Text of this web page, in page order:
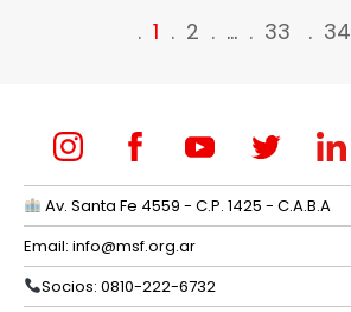
1 2 … 33 34
Av. Santa Fe 4559 - C.P. 1425 - C.A.B.A
Email: info@msf.org.ar
Socios: 0810-222-6732